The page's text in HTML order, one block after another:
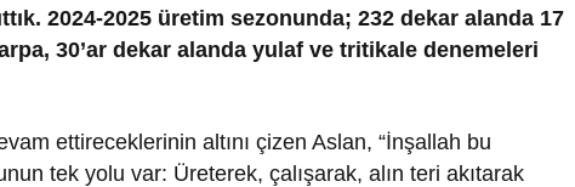
2024-2025 üretim sezonunda; 232 dekar alanda 17
30’ar dekar alanda yulaf ve tritikale denemeleri
ettireceklerinin altını çizen Aslan, “İnşallah bu
tek yolu var: Üreterek, çalışarak, alın teri akıtarak